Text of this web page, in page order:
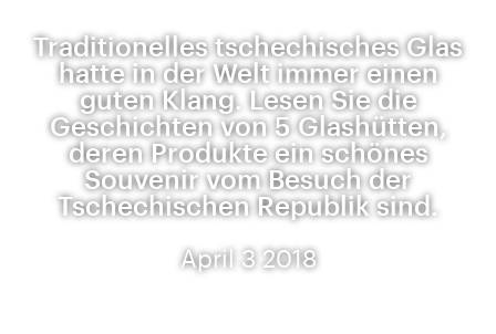
Traditionelles tschechisches Glas
hatte in der Welt immer einen
guten Klang. Lesen Sie die
Geschichten von 5 Glashütten,
deren Produkte ein schönes
Souvenir vom Besuch der
Tschechischen Republik sind.
April 3 2018